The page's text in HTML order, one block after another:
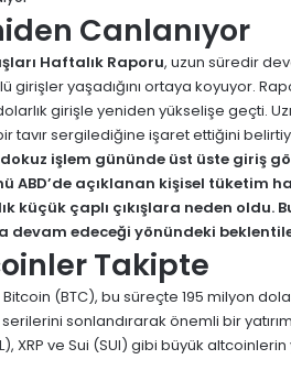
Canlanıyor
Haftalık Raporu, uzun süredir
girişler yaşadığını ortaya koyuyor.
girişle yeniden yükselişe geçti.
tavır sergilediğine işaret ettiğini
dokuz işlem gününde üst üste giriş
ABD’de açıklanan kişisel tüketim
küçük çaplı çıkışlara neden oldu.
devam edeceği yönündeki
Takipte
(BTC), bu süreçte 195 milyon
sonlandırarak önemli bir
XRP ve Sui (SUI) gibi büyük altcoinlerin